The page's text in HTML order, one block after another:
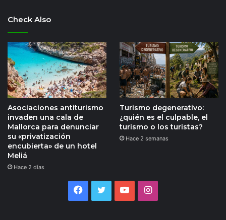
Check Also
Asociaciones antiturismo
invaden una cala de
Mallorca para denunciar
su «privatización
encubierta» de un hotel
Meliá
Hace 2 días
Turismo degenerativo:
¿quién es el culpable, el
turismo o los turistas?
Hace 2 semanas
Facebook
TwitterYouTubeInstagram